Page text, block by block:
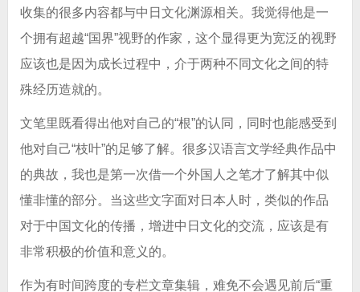
收集的很多内容都与中日文化渊源相关。我觉得他是一
个拥有超越“国界”视野的作家，这个显得更为宽泛的视野
应该也是因为成长过程中，介于两种不同文化之间的特
殊经历造就的。
文笔里既看得出他对自己的“根”的认同，同时也能感受到
他对自己“枝叶”的足够了解。很多汉语言文学经典作品中
的典故，我也是第一次借一个外国人之笔才了解其中似
懂非懂的部分。当这些文字面对日本人时，类似的作品
对于中国文化的传播，增进中日文化的交流，应该是有
非常积极的价值和意义的。
作为有时间跨度的专栏文章集辑，难免不会遇见前后“重